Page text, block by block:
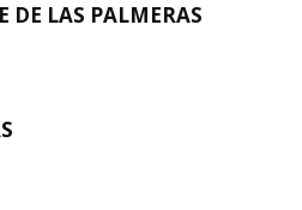
DE LAS PALMERAS